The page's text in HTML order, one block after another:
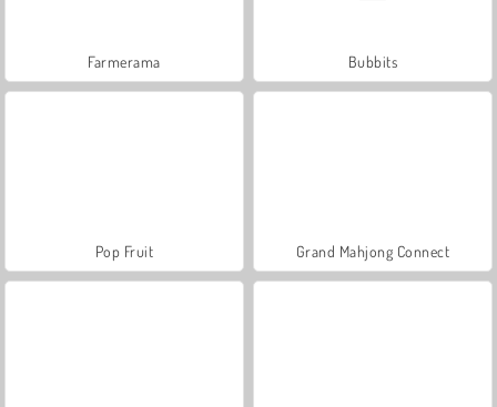
Farmerama Bubbits
Pop Fruit Grand Mahjong Connect